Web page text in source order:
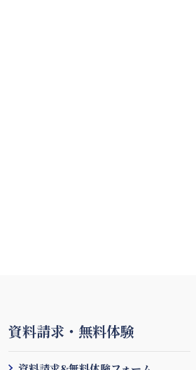
資料請求・無料体験